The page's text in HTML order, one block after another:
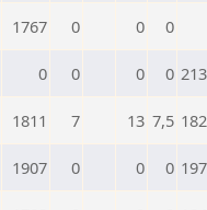
1767 0 0 0
0 0 0 0
1811 7 13 7,5
1907 0 0 0